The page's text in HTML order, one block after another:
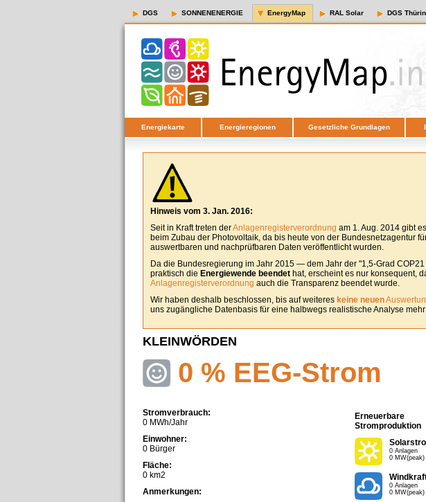
DGS SONNENENERGIE EnergyMap RAL Solar DGS
Energiekarte Energieregionen Gesetzliche Grundlagen
Hinweis vom 3. Jan. 2016:
Seit in Kraft treten derAnlagenregisterverordnung am 1. Aug. 2014 gibt
beim Zubau der Photovoltaik, da bis heute von der Bundesnetzagentur
auswertbaren und nachprüfbaren Daten veröffentlicht wurden.
Da die Bundesregierung im Jahr 2015 — dem Jahr der "1,5-Grad
praktisch die Energiewende beendet hat, erscheint es nur konsequent,
Anlagenregisterverordnung auch die Transparenz beendet wurde.
Wir haben deshalb beschlossen, bis auf weiteres keine neuen
uns zugängliche Datenbasis für eine halbwegs realistische Analyse
KLEINWÖRDEN
0 % EEG-Strom
Stromverbrauch:
0 MWh/Jahr
Einwohner:
0 Bürger
Fläche:
0 km2
Anmerkungen:
Erneuerbare
Stromproduktion
0 Anlagen
0 MW(peak)
0 Anlagen
0 MW(peak)